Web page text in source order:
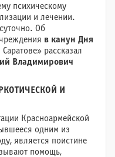
психическому
и лечении.
Об
в канун Дня
рассказал
Владимирович
И
Красноармейской
одним из
является поистине
помощь,